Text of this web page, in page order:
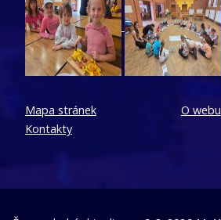
Mapa stránek
Kontakty
O webu